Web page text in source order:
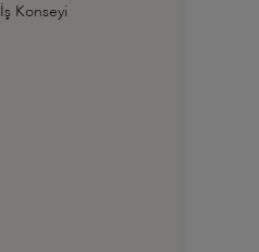
İş Konseyi